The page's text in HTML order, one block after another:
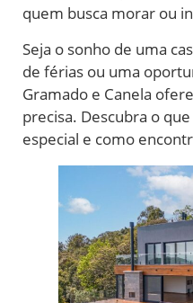
quem busca morar ou
Seja o sonho de uma
de férias ou uma
Gramado e Canela
precisa. Descubra o
especial e como